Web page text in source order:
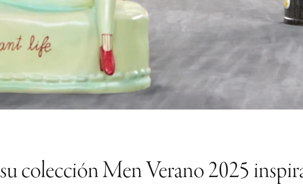
colección Men Verano 2025